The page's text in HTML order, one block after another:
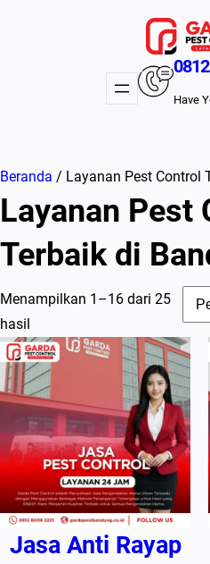
Have
Beranda / Layanan Pest Control
Layanan Pest
Terbaik di
Menampilkan 1–16 dari 25
hasil
Jasa Anti Rayap